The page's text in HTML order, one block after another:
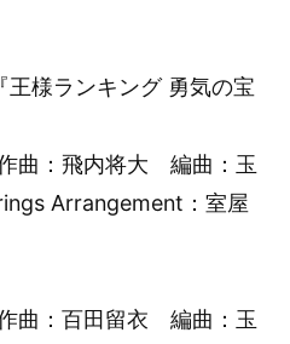
王様ランキング 勇気の宝
曲：飛内将大 編曲：玉
Arrangement：室屋
曲：百田留衣 編曲：玉